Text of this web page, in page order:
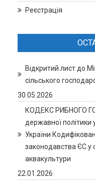
Реєстрація
Відкритий лист до
сільського
30.05.2026
КОДЕКС РИБНОГО
державної політики
України
законодавства ЄС у
аквакультури
22.01.2026